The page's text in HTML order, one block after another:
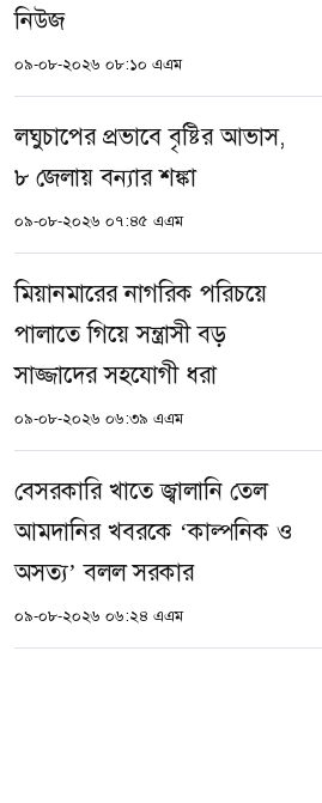
নিউজ
০৯-০৮-২০২৬ ০৮:১০ এএম
লঘুচাপের প্রভাবে বৃষ্টির আভাস,
৮ জেলায় বন্যার শঙ্কা
০৯-০৮-২০২৬ ০৭:৪৫ এএম
মিয়ানমারের নাগরিক পরিচয়ে
পালাতে গিয়ে সন্ত্রাসী বড়
সাজ্জাদের সহযোগী ধরা
০৯-০৮-২০২৬ ০৬:৩৯ এএম
বেসরকারি খাতে জ্বালানি তেল
আমদানির খবরকে ‘কাল্পনিক ও
অসত্য’ বলল সরকার
০৯-০৮-২০২৬ ০৬:২৪ এএম